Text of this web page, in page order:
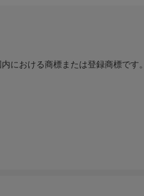
における商標または登録商標です。